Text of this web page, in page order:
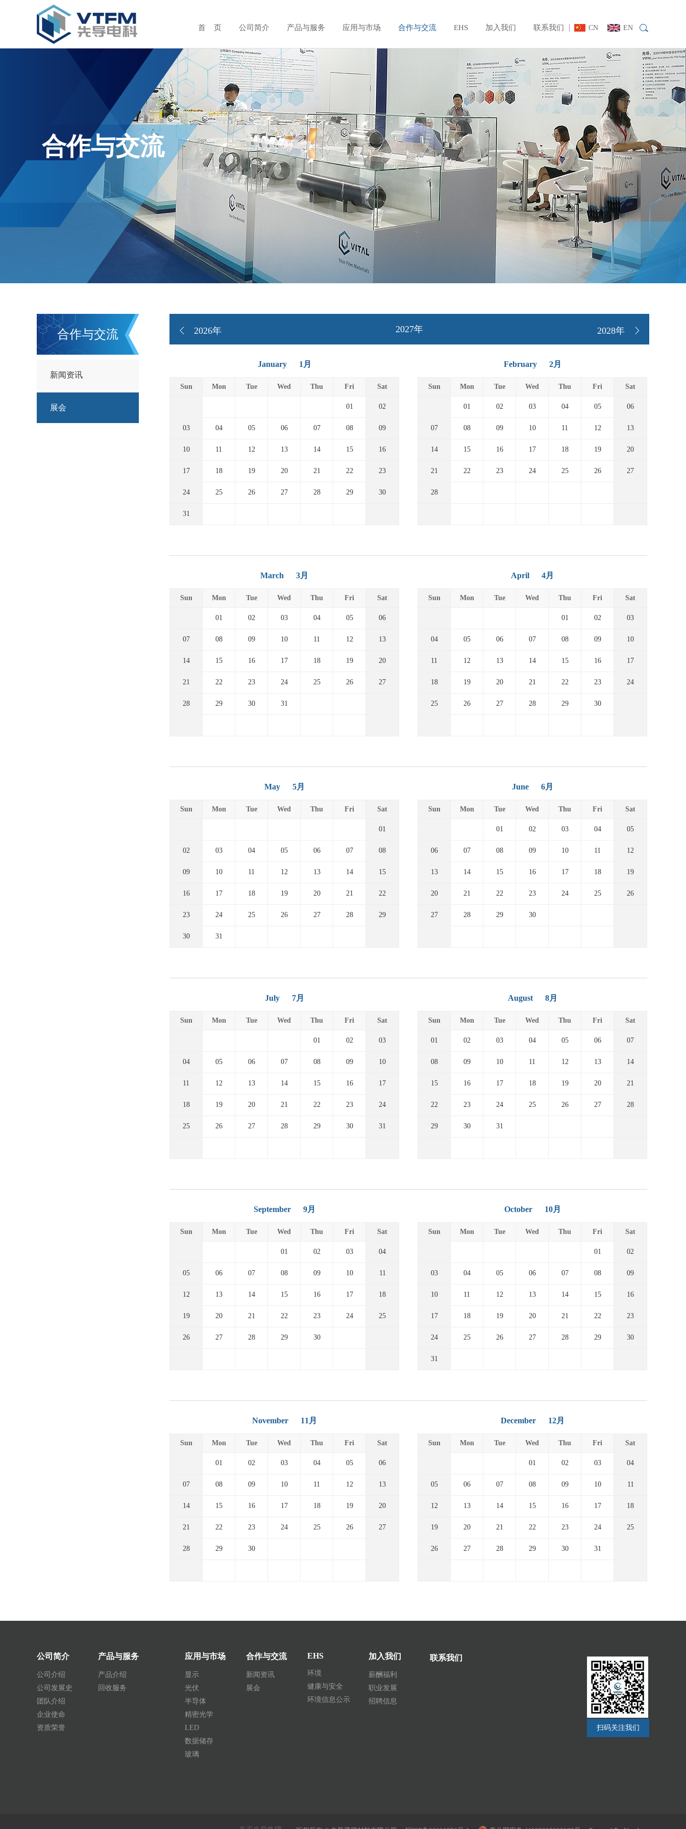
首 页 公司简介 产品与服务 应用与市场 合作与交流 EHS 加入我们 联系我们 CN EN
合作与交流
合作与交流
新闻资讯
展会
2026年 2027年 2028年
January 1月
Sun Mon Tue Wed Thu Fri Sat
01 02
03 04 05 06 07 08 09
10 11 12 13 14 15 16
17 18 19 20 21 22 23
24 25 26 27 28 29 30
31
February 2月
Sun Mon Tue Wed Thu Fri Sat
01 02 03 04 05 06
07 08 09 10 11 12 13
14 15 16 17 18 19 20
21 22 23 24 25 26 27
28
March 3月
Sun Mon Tue Wed Thu Fri Sat
01 02 03 04 05 06
07 08 09 10 11 12 13
14 15 16 17 18 19 20
21 22 23 24 25 26 27
28 29 30 31
April 4月
Sun Mon Tue Wed Thu Fri Sat
01 02 03
04 05 06 07 08 09 10
11 12 13 14 15 16 17
18 19 20 21 22 23 24
25 26 27 28 29 30
May 5月
Sun Mon Tue Wed Thu Fri Sat
01
02 03 04 05 06 07 08
09 10 11 12 13 14 15
16 17 18 19 20 21 22
23 24 25 26 27 28 29
30 31
June 6月
Sun Mon Tue Wed Thu Fri Sat
01 02 03 04 05
06 07 08 09 10 11 12
13 14 15 16 17 18 19
20 21 22 23 24 25 26
27 28 29 30
July 7月
Sun Mon Tue Wed Thu Fri Sat
01 02 03
04 05 06 07 08 09 10
11 12 13 14 15 16 17
18 19 20 21 22 23 24
25 26 27 28 29 30 31
August 8月
Sun Mon Tue Wed Thu Fri Sat
01 02 03 04 05 06 07
08 09 10 11 12 13 14
15 16 17 18 19 20 21
22 23 24 25 26 27 28
29 30 31
September 9月
Sun Mon Tue Wed Thu Fri Sat
01 02 03 04
05 06 07 08 09 10 11
12 13 14 15 16 17 18
19 20 21 22 23 24 25
26 27 28 29 30
October 10月
Sun Mon Tue Wed Thu Fri Sat
01 02
03 04 05 06 07 08 09
10 11 12 13 14 15 16
17 18 19 20 21 22 23
24 25 26 27 28 29 30
31
November 11月
Sun Mon Tue Wed Thu Fri Sat
01 02 03 04 05 06
07 08 09 10 11 12 13
14 15 16 17 18 19 20
21 22 23 24 25 26 27
28 29 30
December 12月
Sun Mon Tue Wed Thu Fri Sat
01 02 03 04
05 06 07 08 09 10 11
12 13 14 15 16 17 18
19 20 21 22 23 24 25
26 27 28 29 30 31
公司简介
公司介绍
公司发展史
团队介绍
企业使命
资质荣誉
产品与服务
产品介绍
回收服务
应用与市场
显示
光伏
半导体
精密光学
LED
数据储存
玻璃
合作与交流
新闻资讯
展会
EHS
环境
健康与安全
环境信息公示
加入我们
薪酬福利
职业发展
招聘信息
联系我们
扫码关注我们